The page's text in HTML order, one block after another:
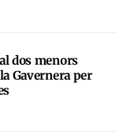
dos menors
Gavernera per